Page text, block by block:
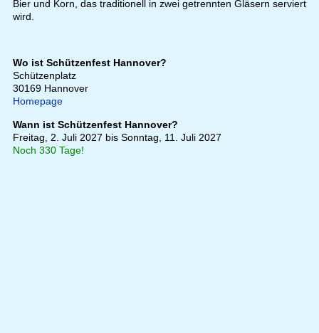
Bier und Korn, das traditionell in zwei getrennten Gläsern serviert
wird.
Wo ist Schützenfest Hannover?
Schützenplatz
30169 Hannover
Homepage
Wann ist Schützenfest Hannover?
Freitag, 2. Juli 2027 bis Sonntag, 11. Juli 2027
Noch 330 Tage!